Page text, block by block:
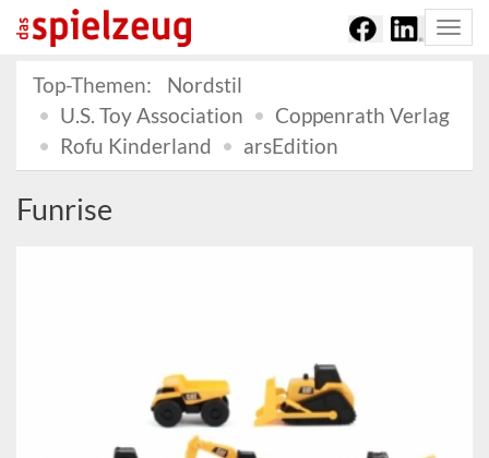
Top-Themen:
Nordstil
U.S. Toy Association
Coppenrath Verlag
Rofu Kinderland
arsEdition
Funrise